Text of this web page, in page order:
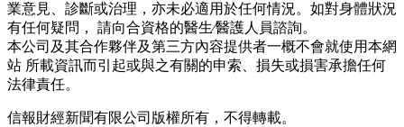
業意見、診斷或治理，亦未必適用於任何情況。如對身體狀況
有任何疑問， 請向合資格的醫生∕醫護人員諮詢。
本公司及其合作夥伴及第三方內容提供者一概不會就使用本網
站 所載資訊而引起或與之有關的申索、損失或損害承擔任何
法律責任。
信報財經新聞有限公司版權所有，不得轉載。